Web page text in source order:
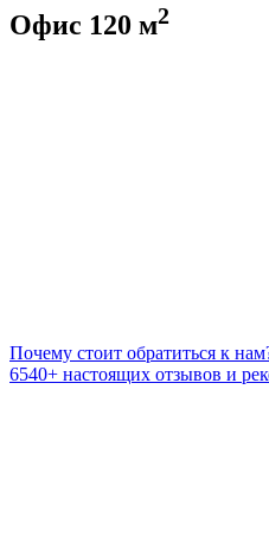
Офис 120 м2
Почему стоит обратиться к
6540+ настоящих отзывов и